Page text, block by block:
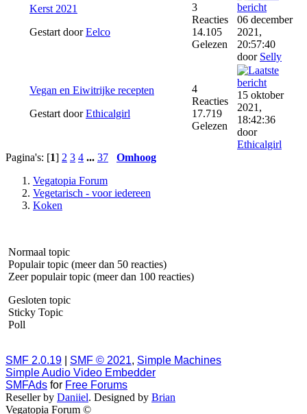
Kerst 2021
Gestart doorEelco
3
Reacties
14.105
Gelezen
06 december
2021,
20:57:40
door Selly
Vegan en Eiwitrijke recepten
Gestart doorEthicalgirl
4
Reacties
17.719
Gelezen
15 oktober
2021,
18:42:36
door
Ethicalgirl
Pagina's: [1] 2 3 4 ... 37
Omhoog
Vegatopia Forum
Vegetarisch - voor iedereen
Koken
Normaal topic
Populair topic (meer dan 50 reacties)
Zeer populair topic (meer dan 100 reacties)
Gesloten topic
Sticky Topic
Poll
SMF 2.0.19 SMF © 2021, Simple Machines
Simple Audio Video Embedder
SMFAds for Free Forums
Reseller by Daniiel. Designed by Brian
Vegatopia Forum ©